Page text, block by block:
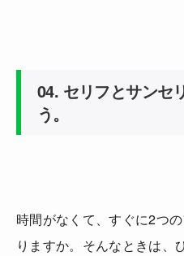
04. セリフとサンセ
う。
時間がなくて、すぐに2つ
りますか。そんなときは、